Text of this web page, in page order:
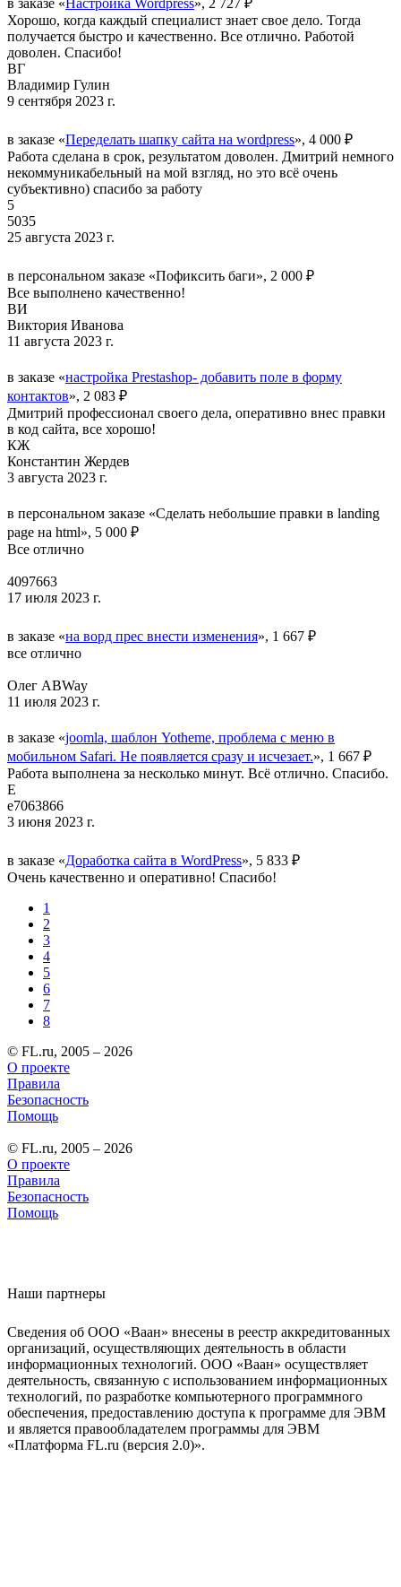
Хорошо, когда каждый специалист знает свое дело. Тогда
получается быстро и качественно. Все отлично. Работой
доволен. Спасибо!
ВГ
Владимир Гулин
9 сентября 2023 г.
в заказе «Переделать шапку сайта на wordpress», 4 000 ₽
Работа сделана в срок, результатом доволен. Дмитрий немного
некоммуникабельный на мой взгляд, но это всё очень
субъективно) спасибо за работу
5
5035
25 августа 2023 г.
в персональном заказе «Пофиксить баги», 2 000 ₽
Все выполнено качественно!
ВИ
Виктория Иванова
11 августа 2023 г.
в заказе «настройка Prestashop- добавить поле в форму
контактов», 2 083 ₽
Дмитрий профессионал своего дела, оперативно внес правки
в код сайта, все хорошо!
КЖ
Константин Жердев
3 августа 2023 г.
в персональном заказе «Сделать небольшие правки в landing
page на html», 5 000 ₽
Все отлично
4097663
17 июля 2023 г.
в заказе «на ворд прес внести изменения», 1 667 ₽
все отлично
Олег ABWay
11 июля 2023 г.
в заказе «joomla, шаблон Yotheme, проблема с меню в
мобильном Safari. Не появляется сразу и исчезает.», 1 667 ₽
Работа выполнена за несколько минут. Всё отлично. Спасибо.
E
e7063866
3 июня 2023 г.
в заказе «Доработка сайта в WordPress», 5 833 ₽
Очень качественно и оперативно! Спасибо!
1
2
3
4
5
6
7
8
© FL.ru, 2005 – 2026
О проекте
Правила
Безопасность
Помощь
© FL.ru, 2005 – 2026
О проекте
Правила
Безопасность
Помощь
Наши партнеры
Сведения об ООО «Ваан» внесены в реестр аккредитованных
организаций, осуществляющих деятельность в области
информационных технологий. ООО «Ваан» осуществляет
деятельность, связанную с использованием информационных
технологий, по разработке компьютерного программного
обеспечения, предоставлению доступа к программе для ЭВМ
и является правообладателем программы для ЭВМ
«Платформа FL.ru (версия 2.0)».